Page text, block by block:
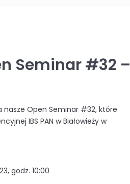
Seminar #32 –
nasze Open Seminar #32, które
IBS PAN w Białowieży w
godz. 10:00